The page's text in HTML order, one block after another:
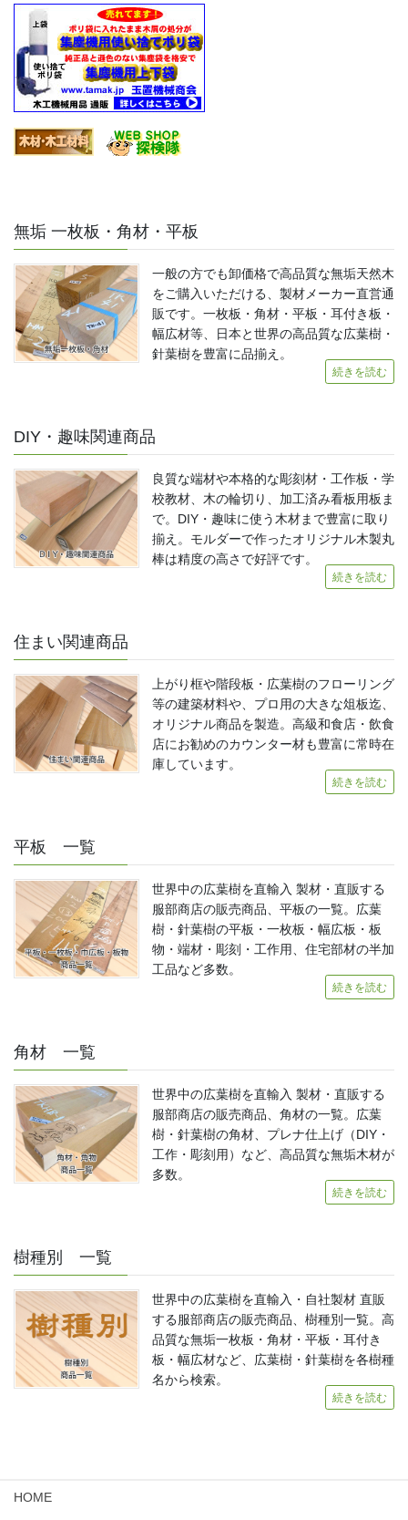
無垢 一枚板・角材・平板
一般の方でも卸価格で高品質な無垢天然木
をご購入いただける、製材メーカー直営通
販です。一枚板・角材・平板・耳付き板・
幅広材等、日本と世界の高品質な広葉樹・
針葉樹を豊富に品揃え。
続きを読む
DIY・趣味関連商品
良質な端材や本格的な彫刻材・工作板・学
校教材、木の輪切り、加工済み看板用板ま
で。DIY・趣味に使う木材まで豊富に取り
揃え。モルダーで作ったオリジナル木製丸
棒は精度の高さで好評です。
続きを読む
住まい関連商品
上がり框や階段板・広葉樹のフローリング
等の建築材料や、プロ用の大きな俎板迄、
オリジナル商品を製造。高級和食店・飲食
店にお勧めのカウンター材も豊富に常時在
庫しています。
続きを読む
平板 一覧
世界中の広葉樹を直輸入 製材・直販する
服部商店の販売商品、平板の一覧。広葉
樹・針葉樹の平板・一枚板・幅広板・板
物・端材・彫刻・工作用、住宅部材の半加
工品など多数。
続きを読む
角材 一覧
世界中の広葉樹を直輸入 製材・直販する
服部商店の販売商品、角材の一覧。広葉
樹・針葉樹の角材、プレナ仕上げ（DIY・
工作・彫刻用）など、高品質な無垢木材が
多数。
続きを読む
樹種別 一覧
世界中の広葉樹を直輸入・自社製材 直販
する服部商店の販売商品、樹種別一覧。高
品質な無垢一枚板・角材・平板・耳付き
板・幅広材など、広葉樹・針葉樹を各樹種
名から検索。
続きを読む
HOME